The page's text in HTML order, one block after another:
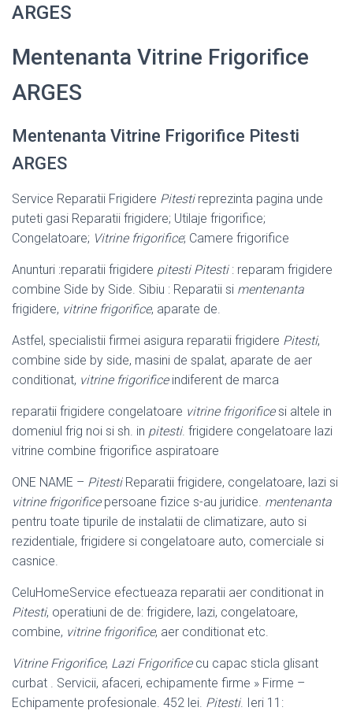
ARGES
Mentenanta Vitrine Frigorifice
ARGES
Mentenanta Vitrine Frigorifice Pitesti
ARGES
Service Reparatii Frigidere Pitestireprezinta pagina unde
puteti gasi Reparatii frigidere; Utilaje frigorifice;
Congelatoare; Vitrine frigorifice; Camere frigorifice
Anunturi :reparatii frigidere pitesti Pitesti: reparam frigidere
combine Side by Side. Sibiu : Reparatii si mentenanta
frigidere, vitrine frigorifice, aparate de.
Astfel, specialistii firmei asigura reparatii frigidere Pitesti,
combine side by side, masini de spalat, aparate de aer
conditionat, vitrine frigorificeindiferent de marca
reparatii frigidere congelatoare vitrine frigorificesi altele in
domeniul frig noi si sh. in pitesti. frigidere congelatoare lazi
vitrine combine frigorifice aspiratoare
ONE NAME – PitestiReparatii frigidere, congelatoare, lazi si
vitrine frigorificepersoane fizice s-au juridice. mentenanta
pentru toate tipurile de instalatii de climatizare, auto si
rezidentiale, frigidere si congelatoare auto, comerciale si
casnice.
CeluHomeService efectueaza reparatii aer conditionat in
Pitesti, operatiuni de de: frigidere, lazi, congelatoare,
combine, vitrine frigorifice, aer conditionat etc.
Vitrine Frigorifice, Lazi Frigorificecu capac sticla glisant
curbat . Servicii, afaceri, echipamente firme » Firme –
Echipamente profesionale. 452 lei. Pitesti. Ieri 11: